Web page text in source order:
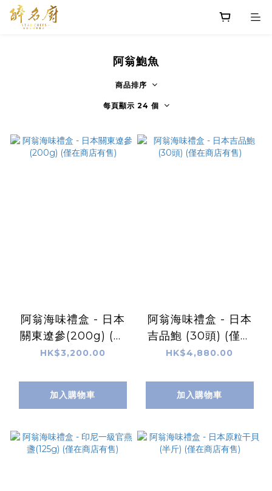
阿翁鮑魚
商品排序
每頁顯示 24 個
阿翁海味禮盒 - 日本
關東遼參(200g) (僅
在商店有售)
HK$3,200.00
加入購物車
阿翁海味禮盒 - 日本
吉品鮑 (30頭) (僅在
商店有售)
HK$4,880.00
加入購物車